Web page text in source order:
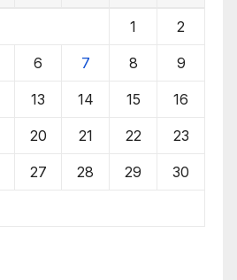
1 2
6 7 8 9
13 14 15 16
20 21 22 23
27 28 29 30